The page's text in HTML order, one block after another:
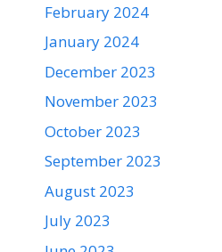
February 2024
January 2024
December 2023
November 2023
October 2023
September 2023
August 2023
July 2023